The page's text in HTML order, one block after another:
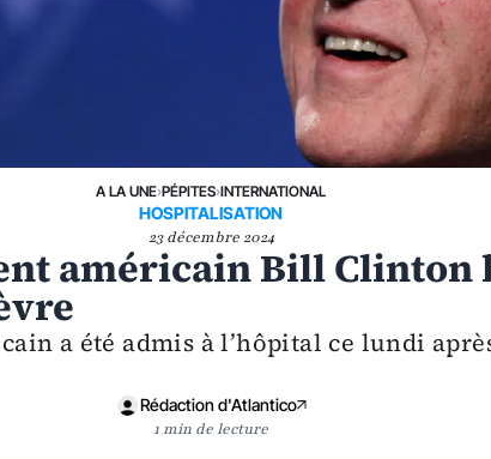
A LA UNE›PÉPITES›INTERNATIONAL
HOSPITALISATION
23 décembre 2024
américain Bill Clinton
a été admis à l’hôpital ce lundi
Rédaction d'Atlantico
1 min de lecture